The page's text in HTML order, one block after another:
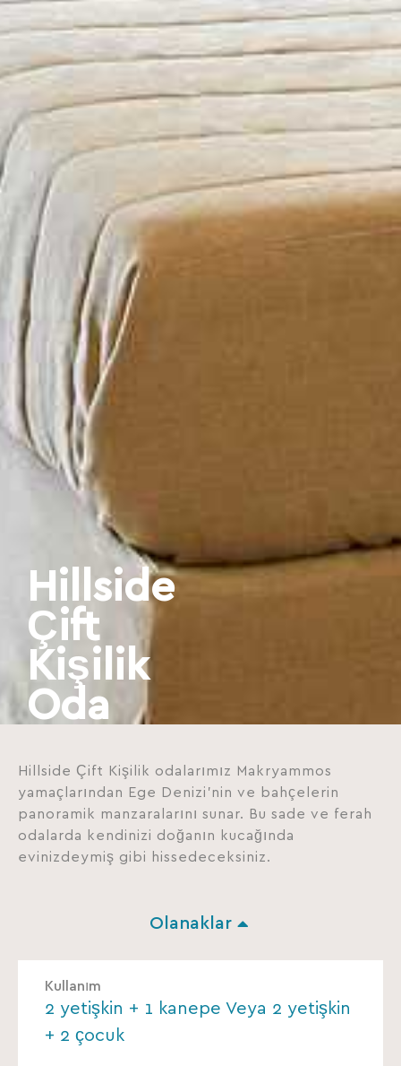
Hillside
Çift
Kişilik
Oda
Hillside Çift Kişilik odalarımız Makryammos
yamaçlarından Ege Denizi’nin ve bahçelerin
panoramik manzaralarını sunar. Bu sade ve ferah
odalarda kendinizi doğanın kucağında
evinizdeymiş gibi hissedeceksiniz.
Olanaklar
Kullanım
2 yetişkin + 1 kanepe Veya 2 yetişkin
+ 2 çocuk